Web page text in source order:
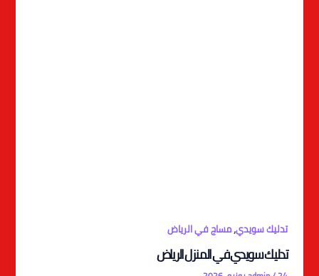
تدليك سويدي,مساج في الرياض
تدليك سويدي في المنزل الرياض